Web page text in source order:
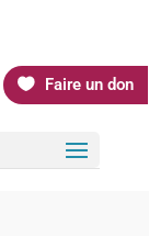
Faire un don